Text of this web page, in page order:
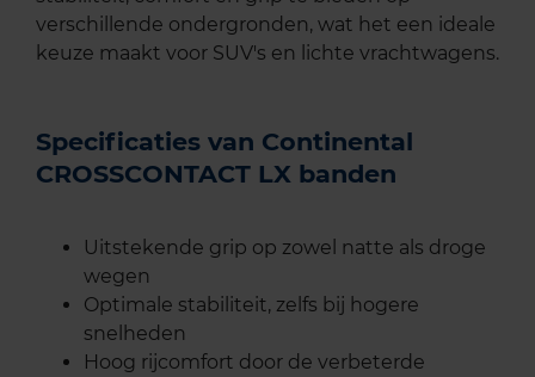
verschillende ondergronden, wat het een ideale
keuze maakt voor SUV's en lichte vrachtwagens.
Specificaties van Continental
CROSSCONTACT LX banden
Uitstekende grip op zowel natte als droge
wegen
Optimale stabiliteit, zelfs bij hogere
snelheden
Hoog rijcomfort door de verbeterde